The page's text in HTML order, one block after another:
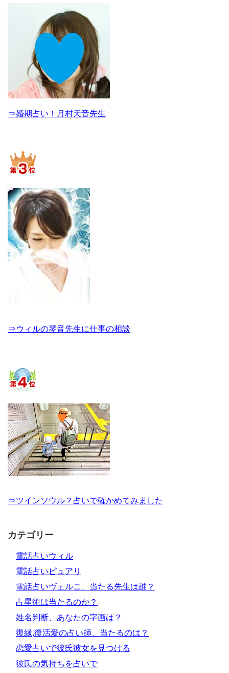
⇒婚期占い！月村天音先生
⇒ウィルの琴音先生に仕事の相談
⇒ツインソウル？占いで確かめてみました
カテゴリー
電話占いウィル
電話占いピュアリ
電話占いヴェルニ、当たる先生は誰？
占星術は当たるのか？
姓名判断、あなたの字画は？
復縁,復活愛の占い師、当たるのは？
恋愛占いで彼氏彼女を見つける
彼氏の気持ちを占いで